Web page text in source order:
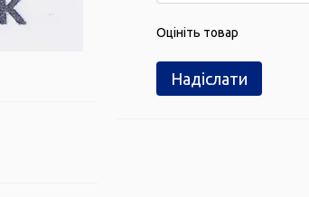
Оцініть товар
Надіслати